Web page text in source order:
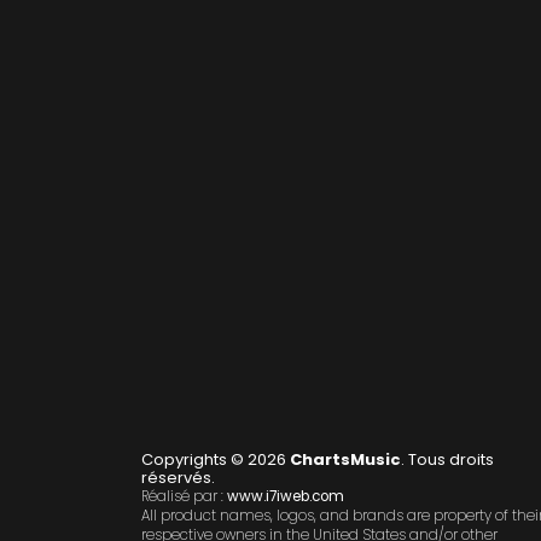
Copyrights © 2026 ChartsMusic. Tous droits
réservés.
Réalisé par :www.i7iweb.com
All product names, logos, and brands are property of
respective owners in the United States and/or other